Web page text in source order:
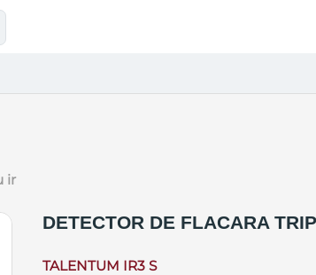
ir
DETECTOR DE FLACARA
TALENTUM IR3 S